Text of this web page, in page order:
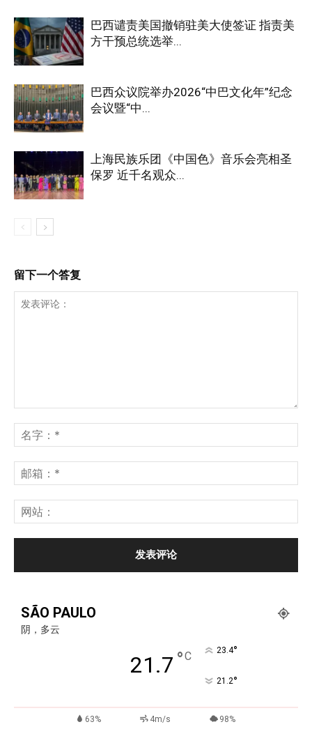
巴西谴责美国撤销驻美大使签证 指责美
方干预总统选举...
巴西众议院举办2026“中巴文化年”纪念
会议暨“中...
上海民族乐团《中国色》音乐会亮相圣
保罗 近千名观众...
留下一个答复
SÃO PAULO
阴，多云
21.7 °C 23.4°
21.2°
63% 4m/s 98%